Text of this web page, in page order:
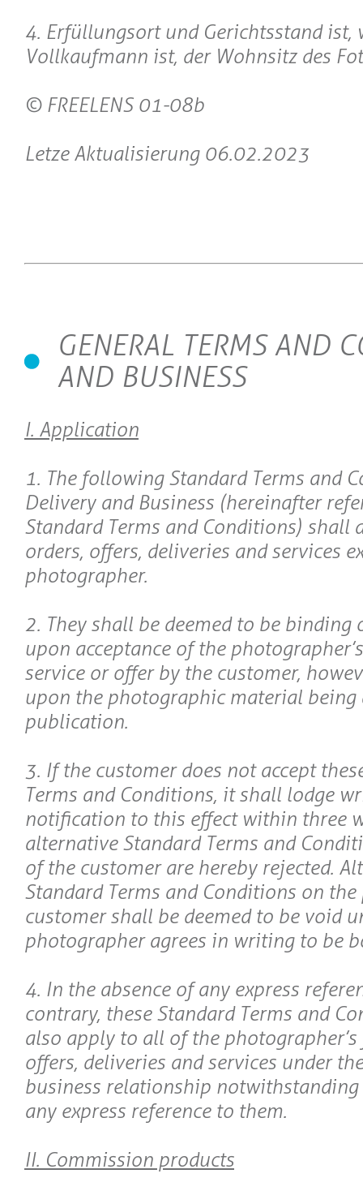
4. Erfüllungsort und Gerichtsstand ist,
Vollkaufmann ist, der Wohnsitz des
© FREELENS 01-08b
Letze Aktualisierung 06.02.2023
GENERAL TERMS AND
AND BUSINESS
I. Application
1. The following Standard Terms and
Delivery and Business (hereinafter
Standard Terms and Conditions) shall
orders, offers, deliveries and services
photographer.
2. They shall be deemed to be binding
upon acceptance of the
service or offer by the customer,
upon the photographic material being
publication.
3. If the customer does not accept
Terms and Conditions, it shall lodge
notification to this effect within three
alternative Standard Terms and
of the customer are hereby rejected.
Standard Terms and Conditions on
customer shall be deemed to be void
photographer agrees in writing to be
4. In the absence of any express
contrary, these Standard Terms and
also apply to all of the
offers, deliveries and services under
business relationship notwithstanding
any express reference to them.
II. Commission products